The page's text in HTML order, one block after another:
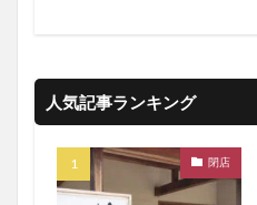
人気記事ランキング
閉店